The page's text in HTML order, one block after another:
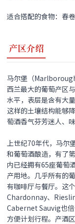
适合搭配的食物： 春
产区介绍
马尔堡（
西兰最大的葡萄产区
水平，表层是含有大
这样的土壤结构能够
萄酒香气芬芳迷人、
上世纪70年代，马尔
和葡萄酒酿造，有了
内已经拥有65座葡萄
产用地。几乎所有的
有咖啡厅与餐厅。这
Chardonnay、
Cabernet Sauvig也
方便计划行程。产酒